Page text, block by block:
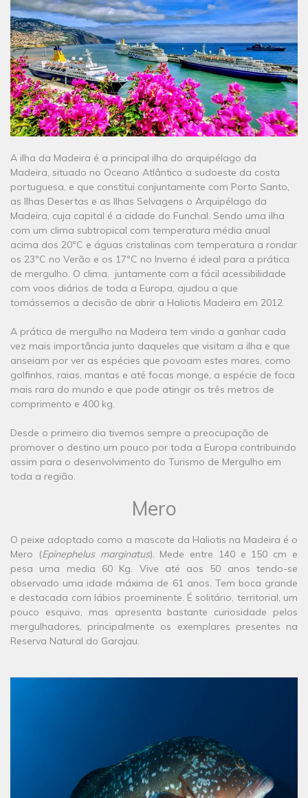
A ilha da Madeira é a principal ilha do arquipélago da
Madeira, situado no Oceano Atlântico a sudoeste da costa
portuguesa, e que constitui conjuntamente com Porto Santo,
as Ilhas Desertas e as Ilhas Selvagens o Arquipélago da
Madeira, cuja capital é a cidade do Funchal. Sendo uma ilha
com um clima subtropical com temperatura média anual
acima dos 20ºC e águas cristalinas com temperatura a rondar
os 23ºC no Verão e os 17ºC no Inverno é ideal para a prática
de mergulho. O clima, juntamente com a fácil acessibilidade
com voos diários de toda a Europa, ajudou a que
tomássemos a decisão de abrir a Haliotis Madeira em 2012.
A prática de mergulho na Madeira tem vindo a ganhar cada
vez mais importância junto daqueles que visitam a ilha e que
anseiam por ver as espécies que povoam estes mares, como
golfinhos, raias, mantas e até focas monge, a espécie de foca
mais rara do mundo e que pode atingir os três metros de
comprimento e 400 kg.
Desde o primeiro dia tivemos sempre a preocupação de
promover o destino um pouco por toda a Europa contribuindo
assim para o desenvolvimento do Turismo de Mergulho em
toda a região.
Mero
O peixe adoptado como a mascote da Haliotis na Madeira é o
Mero (Epinephelus marginatus). Mede entre 140 e 150 cm e
pesa uma media 60 Kg. Vive até aos 50 anos tendo-se
observado uma idade máxima de 61 anos. Tem boca grande
e destacada com lábios proeminente. É solitário, territorial, um
pouco esquivo, mas apresenta bastante curiosidade pelos
mergulhadores, principalmente os exemplares presentes na
Reserva Natural do Garajau.